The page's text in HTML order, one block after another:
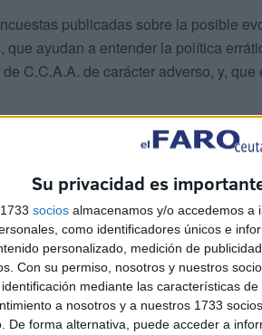
Su privacidad es
socios almacenamos y/o accedemos a
como identificadores únicos e
personalizado, medición de
Con su permiso, nosotros y nuestros
mediante las características
a nosotros y a nuestros 1733
De forma alternativa, puede acceder a
publicadas sobre la posible
ayudan a entender la política
C.C.A.A. de carácter adverso, y, que
“Abstención y Transversalidad:
adelantábamos análisis sobre
pasar desapercibida: ¡más del 40%